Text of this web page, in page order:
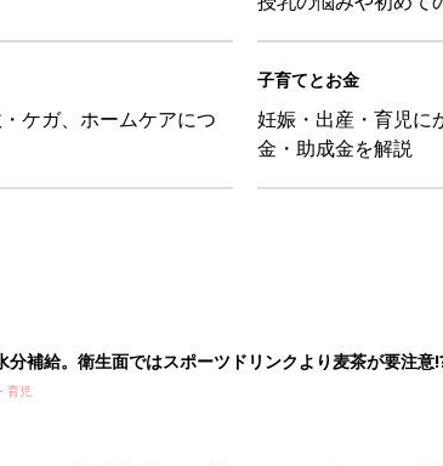
ルでお買い得価格に！」「かわいくて一目ぼれ！」買う
育児
お外遊びのお供に！小さくたためてバッグに吊り下げ